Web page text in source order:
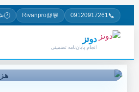
📞
09120917261
💬
@Rivanpro
🕐
دوتز
انجام پایان‌نامه تضمینی